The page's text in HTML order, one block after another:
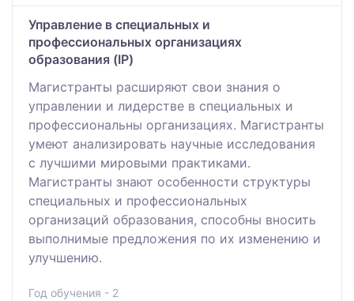
Управление в специальных и
профессиональных организациях
образования (IP)
Магистранты расширяют свои знания о
управлении и лидерстве в специальных и
профессиональны организациях. Магистранты
умеют анализировать научные исследования
с лучшими мировыми практиками.
Магистранты знают особенности структуры
специальных и профессиональных
организаций образования, способны вносить
выполнимые предложения по их изменению и
улучшению.
Год обучения - 2